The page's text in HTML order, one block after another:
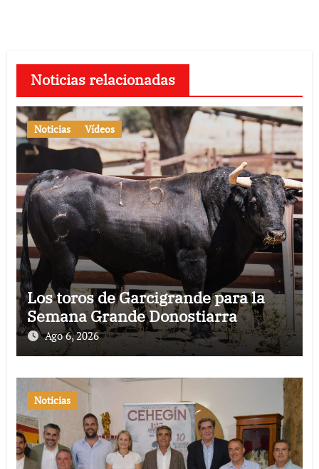
Noticias relacionadas
Noticias Vídeos
Los toros de Garcigrande para la
Semana Grande Donostiarra
Ago 6, 2026
Noticias